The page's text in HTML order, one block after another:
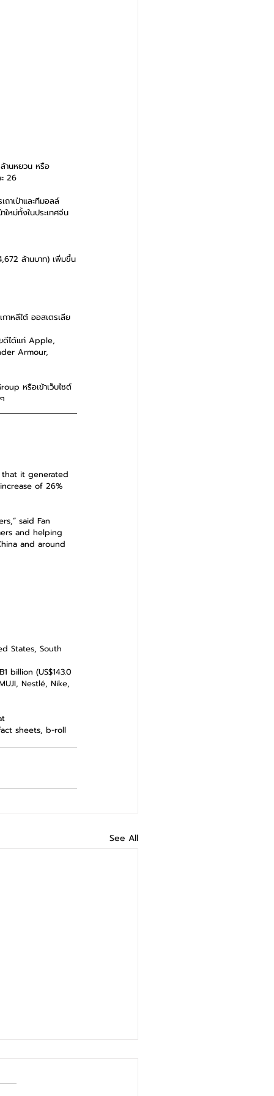
านหยวน หรือ
26
ถาเป่าและทีมอลล์
หม่ทั้งในประเทศจีน
ล้านบาท) เพิ่มขึ้น
าหลีใต้ ออสเตรเลีย
ดีได้แก่ Apple,
Armour,
หรือเข้าเว็บไซต์
that it generated
of 26%
said Fan
and helping
and around
States, South
billion (US$143.0
Nestlé, Nike,
sheets, b-roll
See All